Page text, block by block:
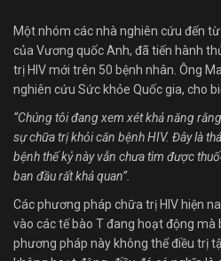
Một nhóm các nhà nghiên cứu đến
của Vương quốc Anh, đã tiến hành
trị HIV mới trên 50 bệnh nhân. Ông
nghiên cứu Sức khỏe Quốc gia, cho
“Chúng tôi đang xem xét khả năng
sự chữa trị khỏi căn bệnh HIV. Đây là
bệnh thế kỷ này vẫn chưa tìm được
ban đầu rất khả quan”.
Các phương pháp chữa trị HIV hiện
vào các tế bào T đang hoạt động mà
phương pháp này không thể điều trị